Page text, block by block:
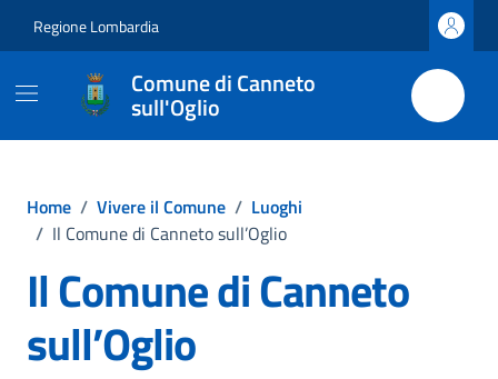
Regione Lombardia
Comune di Canneto
sull'Oglio
Home / Vivere il Comune / Luoghi
/ Il Comune di Canneto sull’Oglio
Il Comune di Canneto
sull’Oglio